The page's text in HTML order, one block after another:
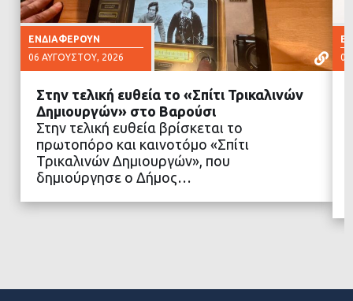
ΕΝΔΙΑΦΈΡΟΥΝ
06 ΑΥΓΟΎΣΤΟΥ, 2026
ΔΙΑΒΑΣΤΕ ΠΕΡΙΣΣΟΤΕΡΑ
Στην τελική ευθεία το «Σπίτι Τρικαλινών
Δημιουργών» στο Βαρούσι
Στην τελική ευθεία βρίσκεται το
πρωτοπόρο και καινοτόμο «Σπίτι
Τρικαλινών Δημιουργών», που
δημιούργησε ο Δήμος…